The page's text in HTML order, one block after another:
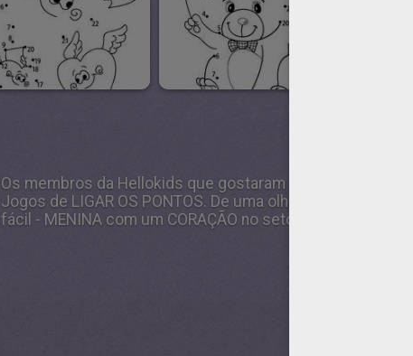
Os membros da Hellokids que gostaram desse Ligue os
Jogos de LIGAR OS PONTOS. De uma olhada! Você vai
fácil - MENINA com um CORAÇÃO no setor da folha . Veja